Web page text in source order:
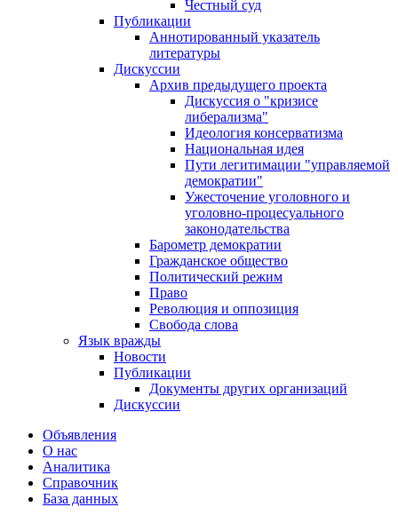
Честный суд
Публикации
Аннотированный указатель
литературы
Дискуссии
Архив предыдущего проекта
Дискуссия о "кризисе
либерализма"
Идеология консерватизма
Национальная идея
Пути легитимации "управляемой
демократии"
Ужесточение уголовного и
уголовно-процесуального
законодательства
Барометр демократии
Гражданское общество
Политический режим
Право
Революция и оппозиция
Свобода слова
Язык вражды
Новости
Публикации
Документы других организаций
Дискуссии
Объявления
О нас
Аналитика
Справочник
База данных